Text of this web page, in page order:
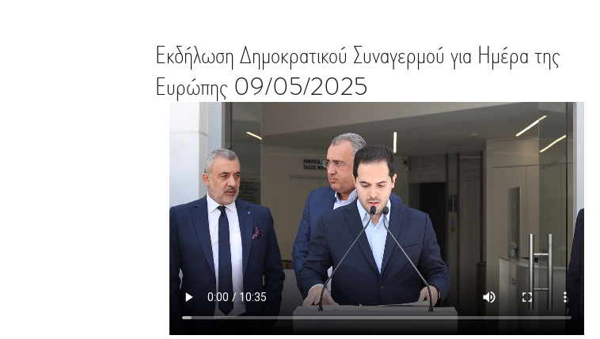
Εκδήλωση Δημοκρατικού Συναγερμού για Ημέρα της
Ευρώπης 09/05/2025